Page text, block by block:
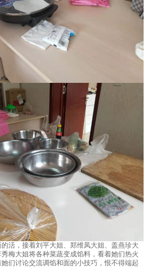
活，接着刘平大姐、郑维凤大姐、盖燕珍大
梅大姐将各种菜蔬变成馅料，看着她们热火
们讨论交流调馅和面的小技巧，恨不得端起